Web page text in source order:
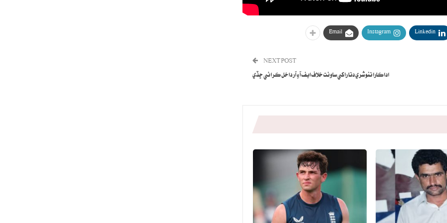
Linkedin
Instagram
Email
NEXT POST
اداڪارا تنوشري دتا راکي ساونت خلاف ايف آءِ آر داخل ڪرائي ڇڏي